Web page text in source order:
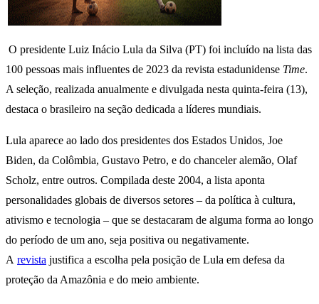
O presidente Luiz Inácio Lula da Silva (PT) foi incluído na lista das
100 pessoas mais influentes de 2023 da revista estadunidense Time.
A seleção, realizada anualmente e divulgada nesta quinta-feira (13),
destaca o brasileiro na seção dedicada a líderes mundiais.
Lula aparece ao lado dos presidentes dos Estados Unidos, Joe
Biden, da Colômbia, Gustavo Petro, e do chanceler alemão, Olaf
Scholz, entre outros. Compilada deste 2004, a lista aponta
personalidades globais de diversos setores – da política à cultura,
ativismo e tecnologia – que se destacaram de alguma forma ao longo
do período de um ano, seja positiva ou negativamente.
A revista justifica a escolha pela posição de Lula em defesa da
proteção da Amazônia e do meio ambiente.